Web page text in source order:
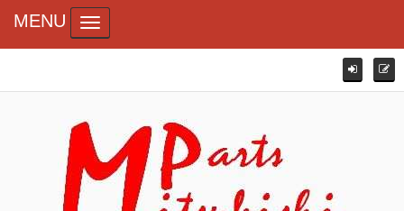
MENU Toggle navigation